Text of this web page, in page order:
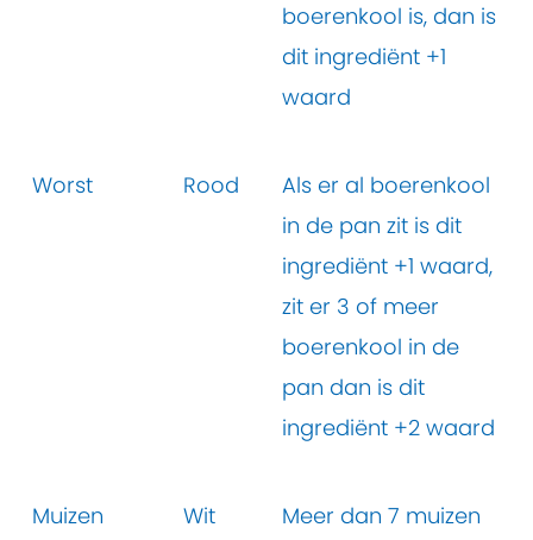
boerenkool is, dan is
dit ingrediënt +1
waard
Worst Rood
Als er al boerenkool
in de pan zit is dit
ingrediënt +1 waard,
zit er 3 of meer
boerenkool in de
pan dan is dit
ingrediënt +2 waard
Muizen Wit
Meer dan 7 muizen